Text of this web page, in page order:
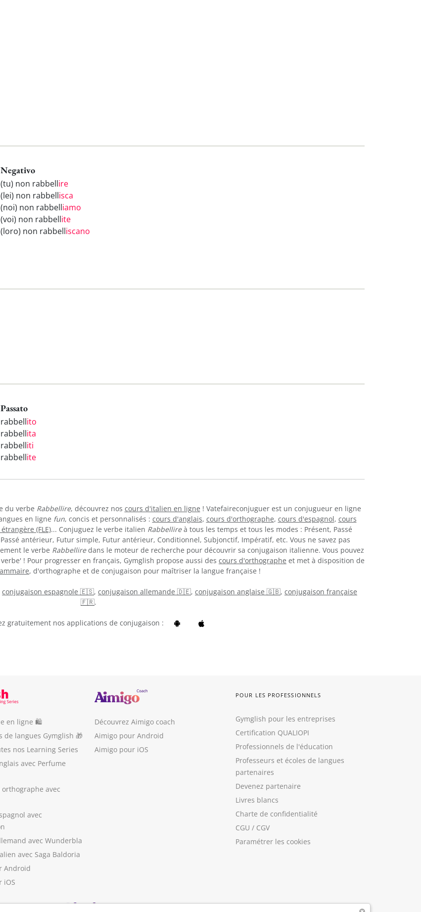
Negativo
(tu) non rabbellire
(lei) non rabbellisca
(noi) non rabbelliamo
(voi) non rabbellite
(loro) non rabbelliscano
Passato
rabbellito
rabbellita
rabbelliti
rabbellite
du verbe Rabbellire, découvrez nos cours d'italien en ligne ! Vatefaireconjuguer est un conjugueur en ligne
en ligne fun, concis et personnalisés : cours d'anglais, cours d'orthographe, cours d'espagnol, cours
(FLE)... Conjuguez le verbe italien Rabbellireà tous les temps et tous les modes : Présent, Passé
antérieur, Futur simple, Futur antérieur, Conditionnel, Subjonctif, Impératif, etc. Vous ne savez pas
le verbe Rabbelliredans le moteur de recherche pour découvrir sa conjugaison italienne. Vous pouvez
! Pour progresser en français, Gymglish propose aussi des cours d'orthographe et met à disposition de
, d'orthographe et de conjugaison pour maîtriser la langue française !
conjugaison espagnole 🇪🇸, conjugaison allemande 🇩🇪, conjugaison anglaise 🇬🇧, conjugaison française
🇫🇷.
gratuitement nos applications de conjugaison :
en ligne 🛍
de langues Gymglish 🎁
nos Learning Series
avec Perfume
avec
avec
avec Wunderbla
avec Saga Baldoria
Android
iOS
Découvrez Aimigo coach
Aimigo pour Android
Aimigo pour iOS
POUR LES PROFESSIONNELS
Gymglish pour les entreprises
Certification QUALIOPI
Professionnels de l'éducation
Professeurs et écoles de langues
partenaires
Devenez partenaire
Livres blancs
Charte de confidentialité
CGU / CGV
Paramétrer les cookies